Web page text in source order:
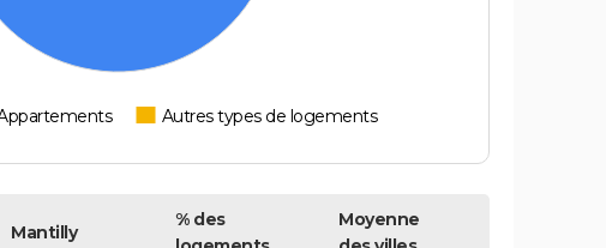
Autres types de logements
Mantilly
% des
Moyenne